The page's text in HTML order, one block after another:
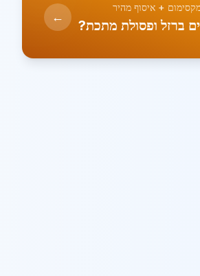
+ איסוף מהיר
ברזל ופסולת מתכת? ←